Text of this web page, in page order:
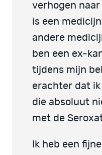
verhogen
is een
andere
ben een ex-
tijdens mijn
erachter dat
die absoluut
met de
Ik heb een